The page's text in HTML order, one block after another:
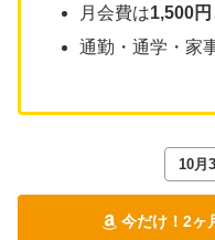
月会費は1,500円
通勤・通学・家
10月
今だけ！2ヶ